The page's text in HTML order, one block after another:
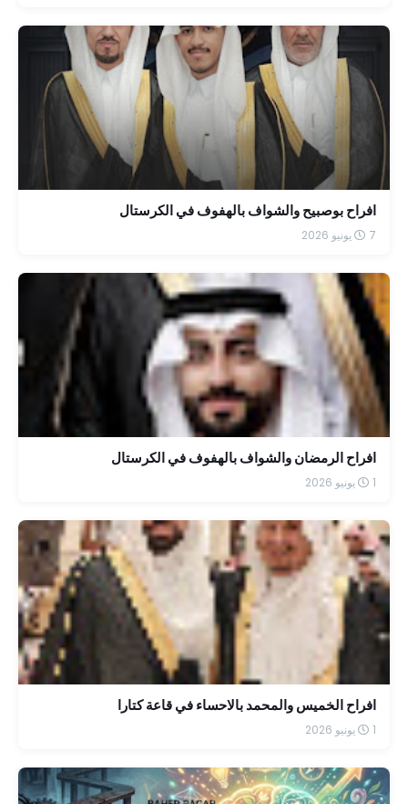
افراح بوصبيح والشواف بالهفوف في الكرستال
7 يونيو 2026
افراح الرمضان والشواف بالهفوف في الكرستال
1 يونيو 2026
افراح الخميس والمحمد بالاحساء في قاعة كتارا
1 يونيو 2026